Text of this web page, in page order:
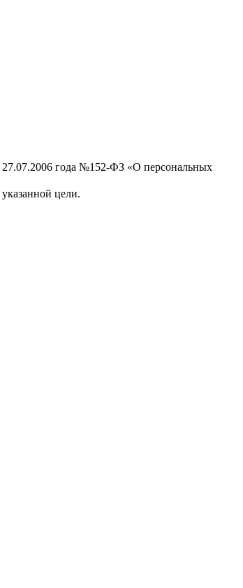
27.07.2006 года №152-ФЗ «О персональных
цели.